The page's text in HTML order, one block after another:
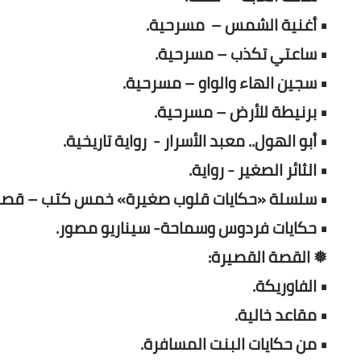
• أغنية الشمس – مسرحية.
• ساعتي تكذب – مسرحية.
• سجين الهاء والواو – مسرحية.
• برنيطة للأرض – مسرحية.
• أبو الهول.. معبد الأسرار - رواية تاريخية.
• الثائر الصغير - رواية.
• سلسلة «حكايات قلوب صغيرة» خمس كتب –
• حكايات فردوس وسماحة- سيناريو مصور.
❅ القصة القصيرة:
• الفاوريكة.
• مقاعد خالية.
• من حكايات البنت المسافرة.